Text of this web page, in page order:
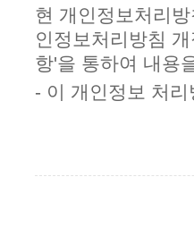
현 개인정보처리
인정보처리방침
항'을 통하여 내용
- 이 개인정보 처